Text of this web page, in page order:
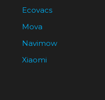
Ecovacs
Mova
Navimow
Xiaomi